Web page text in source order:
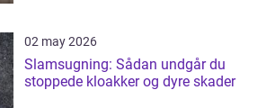
02 may 2026
Slamsugning: Sådan undgår du
stoppede kloakker og dyre skader